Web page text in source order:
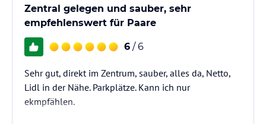
Zentral gelegen und sauber, sehr
empfehlenswert für Paare
6 / 6
Sehr gut, direkt im Zentrum, sauber, alles da, Netto,
Lidl in der Nähe. Parkplätze. Kann ich nur
ekmpfählen.